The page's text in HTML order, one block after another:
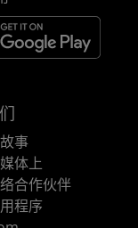
事
体上
合作伙伴
程序